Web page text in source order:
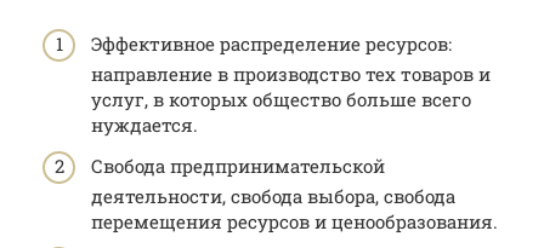
Эффективное распределение ресурсов:
направление в производство тех товаров и
услуг, в которых общество больше всего
нуждается.
Свобода предпринимательской
деятельности, свобода выбора, свобода
перемещения ресурсов и ценообразования.